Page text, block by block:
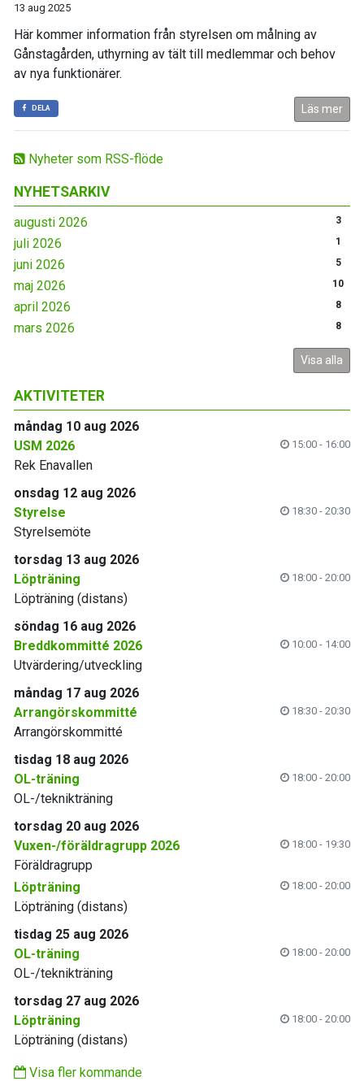
Nyheter som RSS-flöde
NYHETSARKIV
augusti 2026 3
juli 2026 1
juni 2026 5
maj 2026 10
april 2026 8
mars 2026 8
Visa alla
AKTIVITETER
måndag 10 aug 2026
USM 2026
15:00 - 16:00
Rek Enavallen
onsdag 12 aug 2026
Styrelse
18:30 - 20:30
Styrelsemöte
torsdag 13 aug 2026
Löpträning
18:00 - 20:00
Löpträning (distans)
söndag 16 aug 2026
Breddkommitté 2026
10:00 - 14:00
Utvärdering/utveckling
måndag 17 aug 2026
Arrangörskommitté
18:30 - 20:30
Arrangörskommitté
tisdag 18 aug 2026
OL-träning
18:00 - 20:00
OL-/teknikträning
torsdag 20 aug 2026
Vuxen-/föräldragrupp 2026
18:00 - 19:30
Föräldragrupp
Löpträning
18:00 - 20:00
Löpträning (distans)
tisdag 25 aug 2026
OL-träning
18:00 - 20:00
OL-/teknikträning
torsdag 27 aug 2026
Löpträning
18:00 - 20:00
Löpträning (distans)
Visa fler kommande
13 aug 2025
Här kommer information från styrelsen om målning av
Gånstagården, uthyrning av tält till medlemmar och behov
av nya funktionärer.
DELA Läs mer